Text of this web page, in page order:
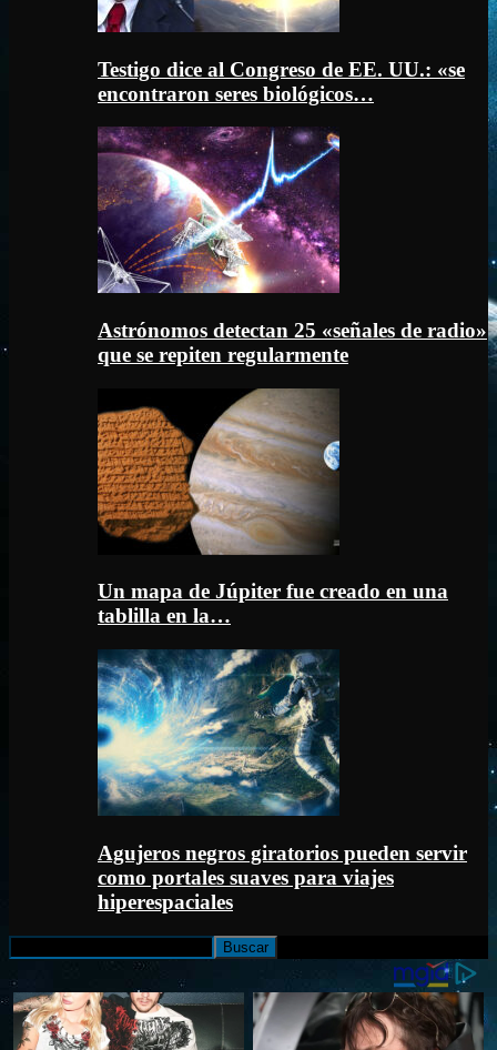
Testigo dice al Congreso de EE. UU.: «se
encontraron seres biológicos…
Astrónomos detectan 25 «señales de radio»
que se repiten regularmente
Un mapa de Júpiter fue creado en una
tablilla en la…
Agujeros negros giratorios pueden servir
como portales suaves para viajes
hiperespaciales